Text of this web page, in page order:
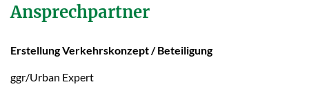
Ansprechpartner
Erstellung Verkehrskonzept / Beteiligung
ggr/Urban Expert